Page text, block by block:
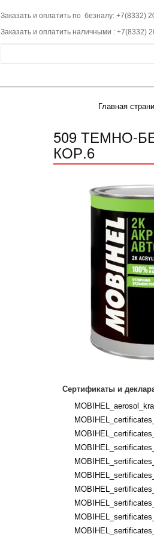
Заказать и оплатить по безналу: +7(8332)
Заказать и оплатить наличными : +7(8332)
Главная
509 ТЕМНО-
КОР.6
Сертификаты и